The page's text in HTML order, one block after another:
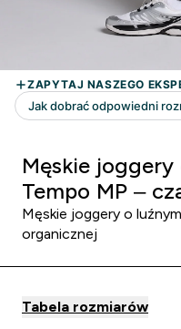
Męskie
Tempo MP –
Męskie joggery o
organicznej
Tabela rozmiarów